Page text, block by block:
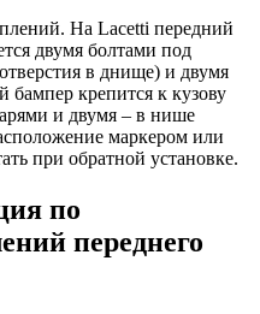
На Lacetti передний
двумя болтами под
в днище) и двумя
бампер крепится к кузову
и двумя – в нише
маркером или
при обратной установке.
по
переднего